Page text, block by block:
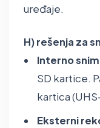
uređaje.
H) rešenja za
Interno
SD kartice.
kartica
Eksterni